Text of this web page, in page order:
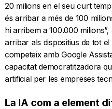
20 milions en el seu curt
és arribar a més de 100
hi arribem a 100.000
arribar als dispositius de tot
competeix amb Google
capacitat democratitzadora
artificial per les empreses
La IA com a element